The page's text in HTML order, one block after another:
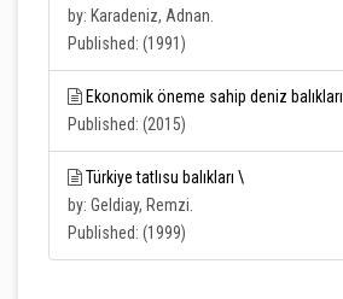
by: Karadeniz, Adnan.
Published: (1991)
Ekonomik öneme sahip deniz balıkları.
Published: (2015)
Türkiye tatlısu balıkları \
by: Geldiay, Remzi.
Published: (1999)